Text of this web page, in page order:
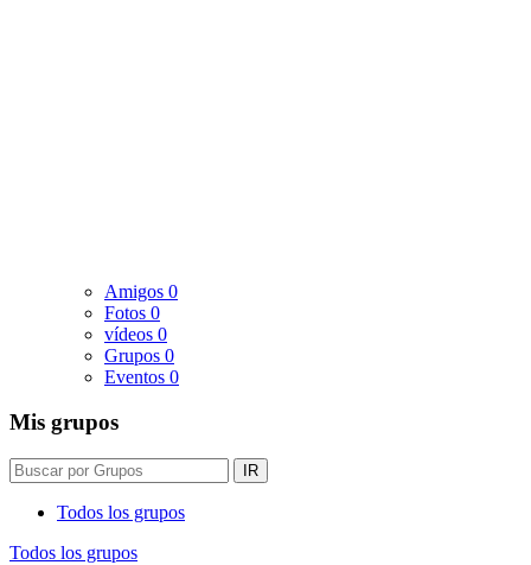
Amigos 0
Fotos 0
vídeos 0
Grupos 0
Eventos 0
Mis grupos
IR
Todos los grupos
Todos los grupos